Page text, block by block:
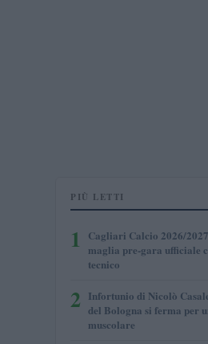
PIÙ LETTI
1
Cagliari Calcio 2026/
maglia pre-gara ufficiale
tecnico
2 Infortunio di Nicolò
del Bologna si ferma per
muscolare